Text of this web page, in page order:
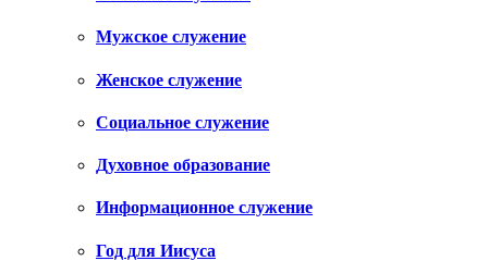
Мужское служение
Женское служение
Социальное служение
Духовное образование
Информационное служение
Год для Иисуса